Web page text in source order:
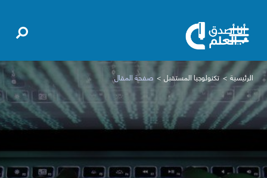
الرئيسية تكنولوجيا المستقبل صفحة المقال